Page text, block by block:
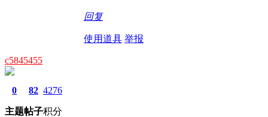
回复
使用道具 举报
c5845455
0
主题
82
帖子
4276
积分